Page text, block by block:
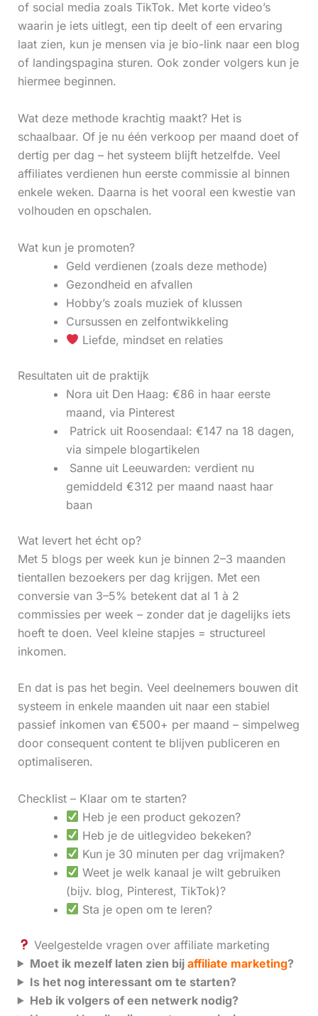
of social media zoals TikTok. Met korte video’s
waarin je iets uitlegt, een tip deelt of een ervaring
laat zien, kun je mensen via je bio-link naar een blog
of landingspagina sturen. Ook zonder volgers kun je
hiermee beginnen.
Wat deze methode krachtig maakt? Het is
schaalbaar. Of je nu één verkoop per maand doet of
dertig per dag – het systeem blijft hetzelfde. Veel
affiliates verdienen hun eerste commissie al binnen
enkele weken. Daarna is het vooral een kwestie van
volhouden en opschalen.
Wat kun je promoten?
Geld verdienen (zoals deze methode)
Gezondheid en afvallen
Hobby’s zoals muziek of klussen
Cursussen en zelfontwikkeling
Liefde, mindset en relaties
Resultaten uit de praktijk
Nora uit Den Haag: €86 in haar eerste
maand, via Pinterest
‍ Patrick uit Roosendaal: €147 na 18 dagen,
via simpele blogartikelen
‍ Sanne uit Leeuwarden: verdient nu
gemiddeld €312 per maand naast haar
baan
Wat levert het écht op?
Met 5 blogs per week kun je binnen 2–3 maanden
tientallen bezoekers per dag krijgen. Met een
conversie van 3–5% betekent dat al 1 à 2
commissies per week – zonder dat je dagelijks iets
hoeft te doen. Veel kleine stapjes = structureel
inkomen.
En dat is pas het begin. Veel deelnemers bouwen dit
systeem in enkele maanden uit naar een stabiel
passief inkomen van €500+ per maand – simpelweg
door consequent content te blijven publiceren en
optimaliseren.
Checklist – Klaar om te starten?
Heb je een product gekozen?
Heb je de uitlegvideo bekeken?
Kun je 30 minuten per dag vrijmaken?
Weet je welk kanaal je wilt gebruiken
(bijv. blog, Pinterest, TikTok)?
Sta je open om te leren?
Veelgestelde vragen over affiliate marketing
Moet ik mezelf laten zien bij affiliate marketing?
Is het nog interessant om te starten?
Heb ik volgers of een netwerk nodig?